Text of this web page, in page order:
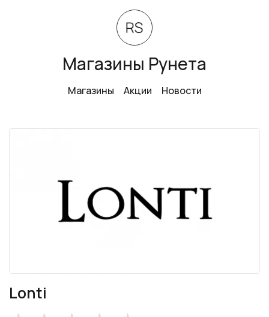
Магазины Рунета
Магазины Акции Новости
Lonti